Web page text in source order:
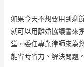
如果今天不想要用到剩
就可以用離婚協議書來
堂，委任專業律師來為
能省時省力、解決問題。